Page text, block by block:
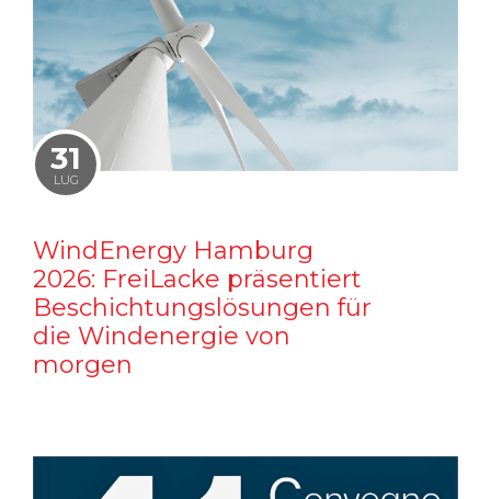
31
LUG
WindEnergy Hamburg
2026: FreiLacke präsentiert
Beschichtungslösungen für
die Windenergie von
morgen